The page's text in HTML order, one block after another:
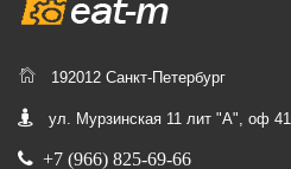
192012 Санкт-Петербург
ул. Мурзинская 11 лит "А", оф
+7 (966) 825-69-66